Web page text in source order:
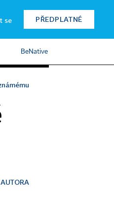
se PŘEDPLATNÉ
BeNative